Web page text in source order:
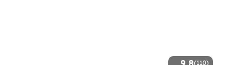
(110)